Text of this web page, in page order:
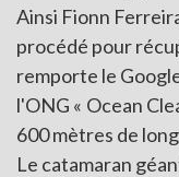
Ainsi Fionn
procédé pour
remporte le
l'ONG « Ocean
600 mètres de
Le catamaran